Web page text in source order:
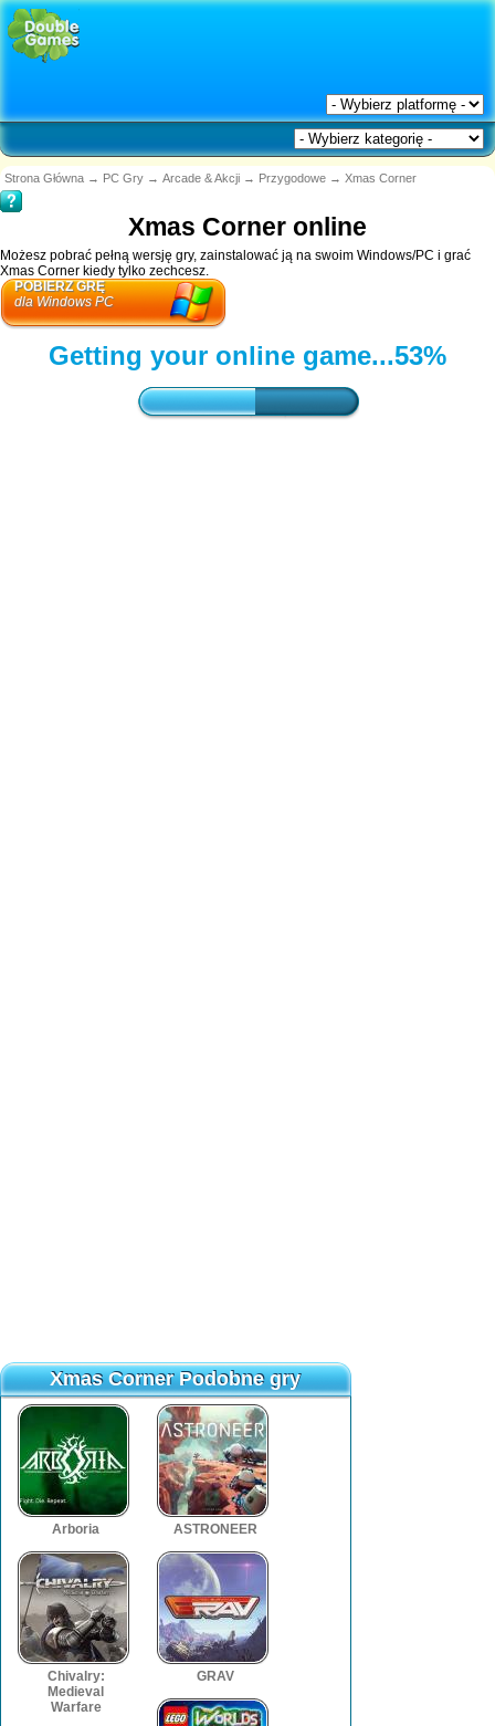
Strona Główna → PC Gry → Arcade & Akcji → Przygodowe → Xmas Corner
Xmas Corner online
Możesz pobrać pełną wersję gry, zainstalować ją na swoim Windows/PC i grać
Xmas Corner kiedy tylko zechcesz.
POBIERZ GRĘ
dla Windows PC
Getting your online game...55%
Xmas Corner Podobne gry
Xmas Corner Podobne gry
Arboria ASTRONEER
Chivalry:
Medieval
Warfare
GRAV